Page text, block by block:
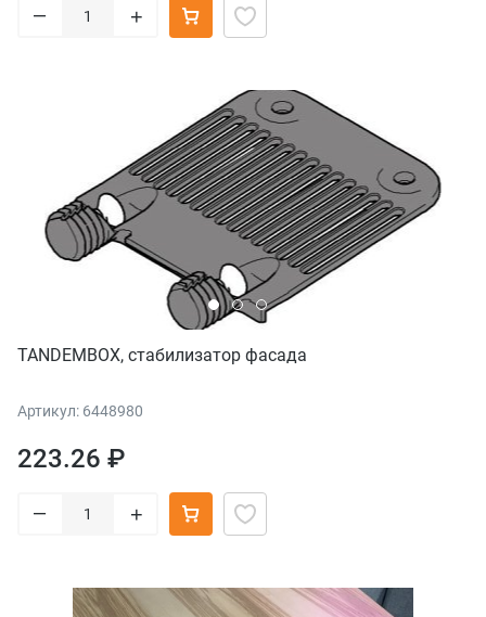
– +
TANDEMBOX, стабилизатор фасада
Артикул: 6448980
223.26 ₽
– +